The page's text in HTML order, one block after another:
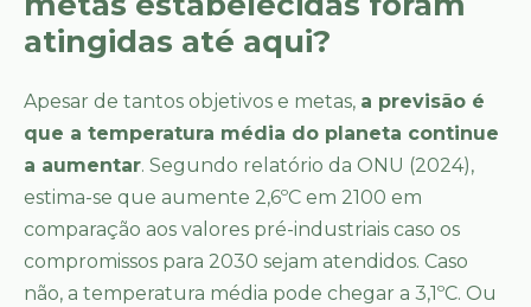
atingidas até aqui?
Apesar de tantos objetivos e metas, a previsão é
que a temperatura média do planeta continue
a aumentar. Segundo relatório da ONU (2024),
estima-se que aumente 2,6ºC em 2100 em
comparação aos valores pré-industriais caso os
compromissos para 2030 sejam atendidos. Caso
não, a temperatura média pode chegar a 3,1ºC. Ou